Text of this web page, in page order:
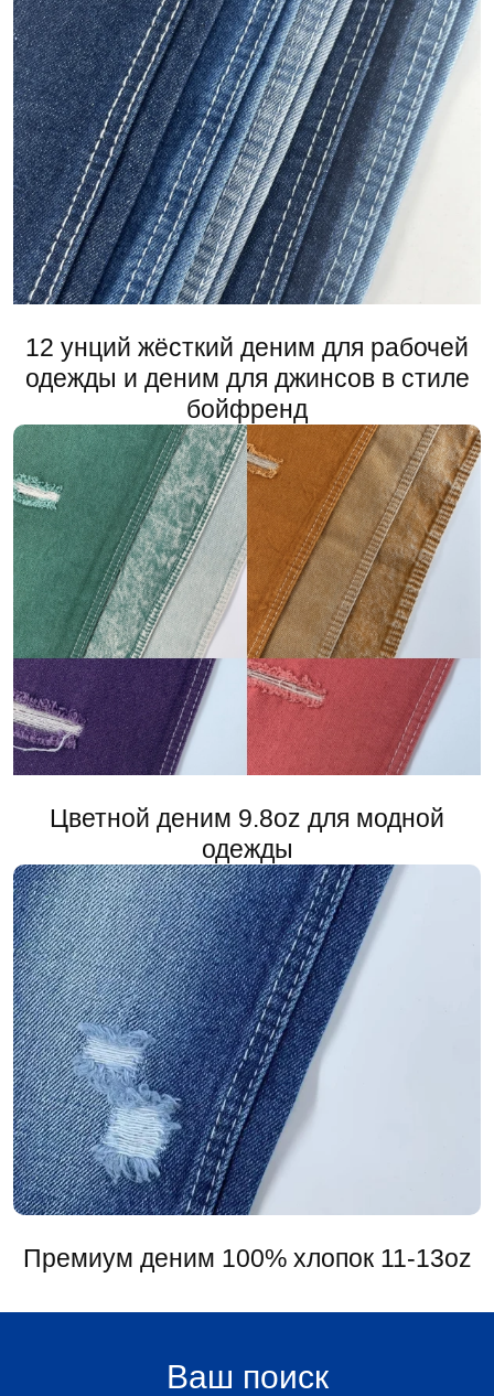
12 унций жёсткий деним для рабочей
одежды и деним для джинсов в стиле
бойфренд
Цветной деним 9.8oz для модной
одежды
Премиум деним 100% хлопок 11-13oz
Ваш поиск